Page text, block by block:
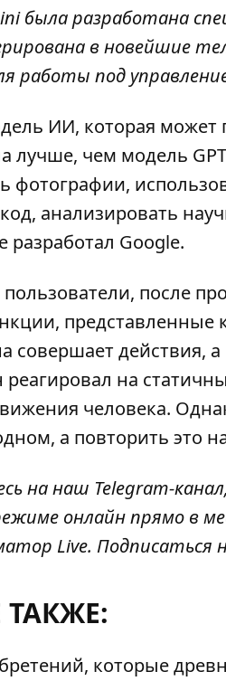
была разработана
в новейшие
работы под
ИИ, которая
лучше, чем модель
фотографии,
анализировать
разработал Google.
после
представленные
совершает действия,
на
человека.
а повторить это
на наш Telegram-канал
онлайн прямо в
Live. Подписаться
которые